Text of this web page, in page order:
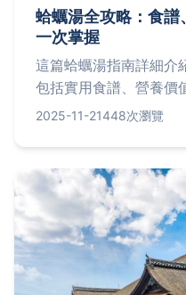
蛤蠣湯全攻略：食
一次掌握
這篇蛤蠣湯指南詳細介
包括實用食譜、營養價
常見問題解答。無論您
2025-11-21448次瀏覽